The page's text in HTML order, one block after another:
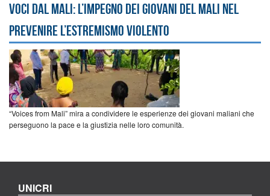
Voci dal Mali: l’impegno dei giovani del Mali nel
prevenire l’estremismo violento
“Voices from Mali” mira a condividere le esperienze dei giovani maliani che
perseguono la pace e la giustizia nelle loro comunità.
UNICRI